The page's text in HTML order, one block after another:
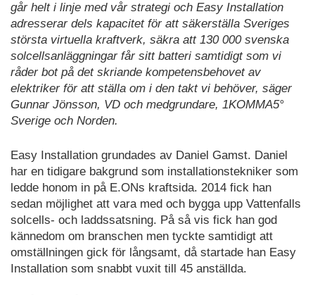
går helt i linje med vår strategi och Easy Installation
adresserar dels kapacitet för att säkerställa Sveriges
största virtuella kraftverk, säkra att 130 000 svenska
solcellsanläggningar får sitt batteri samtidigt som vi
råder bot på det skriande kompetensbehovet av
elektriker för att ställa om i den takt vi behöver, säger
Gunnar Jönsson, VD och medgrundare, 1KOMMA5°
Sverige och Norden.
Easy Installation grundades av Daniel Gamst. Daniel
har en tidigare bakgrund som installationstekniker som
ledde honom in på E.ONs kraftsida. 2014 fick han
sedan möjlighet att vara med och bygga upp Vattenfalls
solcells- och laddssatsning. På så vis fick han god
kännedom om branschen men tyckte samtidigt att
omställningen gick för långsamt, då startade han Easy
Installation som snabbt vuxit till 45 anställda.